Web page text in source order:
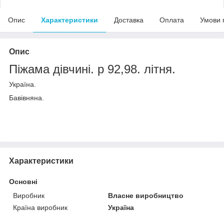
Опис Характеристики Доставка Оплата Умови
Опис
Піжама дівчині. р 92,98. літня.
Україна.
Бавівняна.
Характеристики
Основні
Виробник
Власне виробництво
Країна виробник
Україна